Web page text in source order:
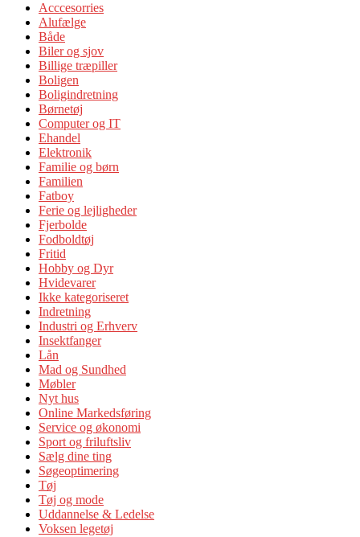
Acccesorries
Alufælge
Både
Biler og sjov
Billige træpiller
Boligen
Boligindretning
Børnetøj
Computer og IT
Ehandel
Elektronik
Familie og børn
Familien
Fatboy
Ferie og lejligheder
Fjerbolde
Fodboldtøj
Fritid
Hobby og Dyr
Hvidevarer
Ikke kategoriseret
Indretning
Industri og Erhverv
Insektfanger
Lån
Mad og Sundhed
Møbler
Nyt hus
Online Markedsføring
Service og økonomi
Sport og friluftsliv
Sælg dine ting
Søgeoptimering
Tøj
Tøj og mode
Uddannelse & Ledelse
Voksen legetøj